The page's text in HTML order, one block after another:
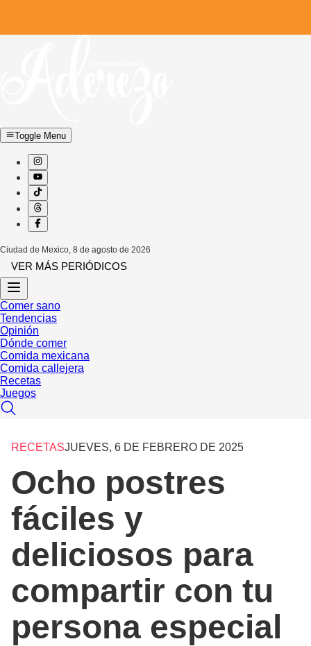
Toggle Menu
Ciudad de Mexico, 8 de agosto de 2026
VER MÁS PERIÓDICOS
Comer sano
Tendencias
Opinión
Dónde comer
Comida mexicana
Comida callejera
Recetas
Juegos
RECETASJUEVES, 6 DE FEBRERO DE 2025
Ocho postres
fáciles y
deliciosos para
compartir con tu
persona especial